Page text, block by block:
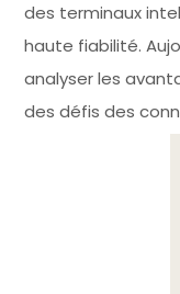
des terminaux
haute fiabilité.
analyser les
des défis des